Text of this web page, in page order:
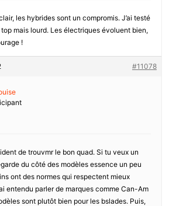
les hybrides sont un compromis. J’ai testé
top mais lourd. Les électriques évoluent bien,
!
#11078
de trouvmr le bon quad. Si tu veux un
du côté des modèles essence un peu
ont des normes qui respectent mieux
entendu parler de marques comme Can-Am
sont plutôt bien pour les bslades. Puis,